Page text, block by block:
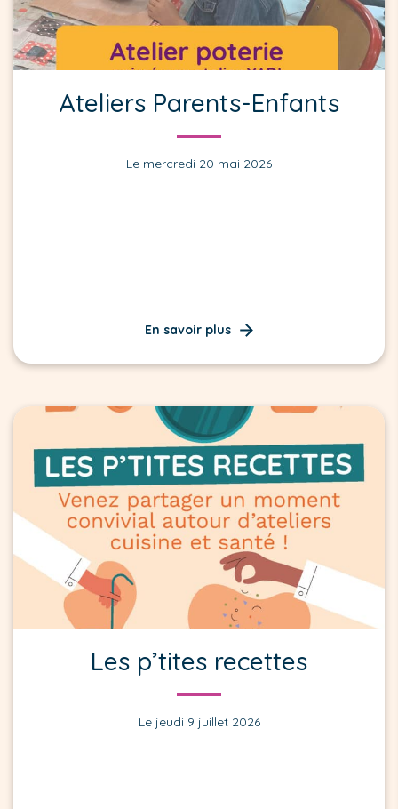
Ateliers Parents-Enfants
Le mercredi 20 mai 2026
En savoir plus
Les p’tites recettes
Le jeudi 9 juillet 2026